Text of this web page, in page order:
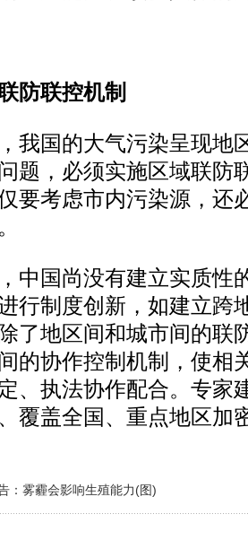
防联控机制
国的大气污染呈现地
题，必须实施区域联防
要考虑市内污染源，还
国尚没有建立实质性
行制度创新，如建立跨
了地区间和城市间的联
的协作控制机制，使相
、执法协作配合。专家
覆盖全国、重点地区加
：雾霾会影响生殖能力(图)